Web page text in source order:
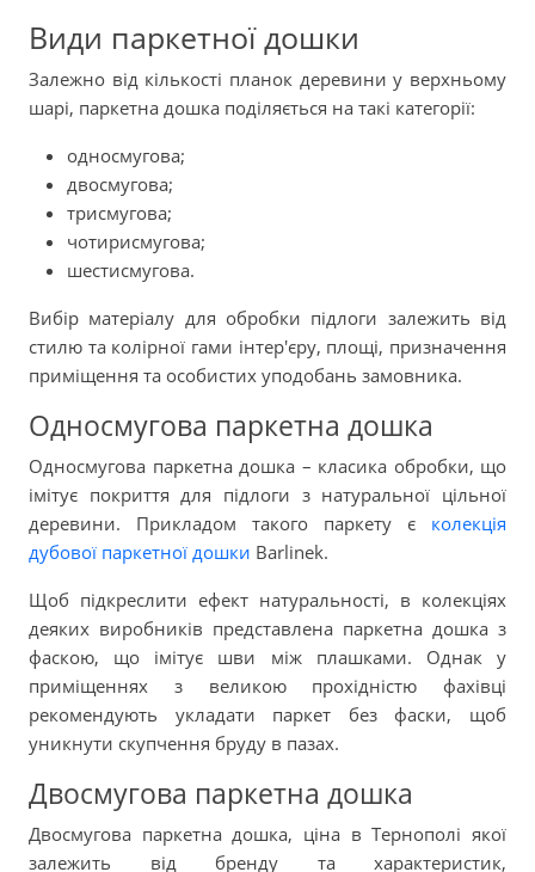
Види паркетної дошки
Залежно від кількості планок деревини у верхньому
шарі, паркетна дошка поділяється на такі категорії:
односмугова;
двосмугова;
трисмугова;
чотирисмугова;
шестисмугова.
Вибір матеріалу для обробки підлоги залежить від
стилю та колірної гами інтер'єру, площі, призначення
приміщення та особистих уподобань замовника.
Односмугова паркетна дошка
Односмугова паркетна дошка – класика обробки, що
імітує покриття для підлоги з натуральної цільної
деревини. Прикладом такого паркету є колекція
дубової паркетної дошки Barlinek.
Щоб підкреслити ефект натуральності, в колекціях
деяких виробників представлена паркетна дошка з
фаскою, що імітує шви між плашками. Однак у
приміщеннях з великою прохідністю фахівці
рекомендують укладати паркет без фаски, щоб
уникнути скупчення бруду в пазах.
Двосмугова паркетна дошка
Двосмугова паркетна дошка, ціна в Тернополі якої
залежить від бренду та характеристик,